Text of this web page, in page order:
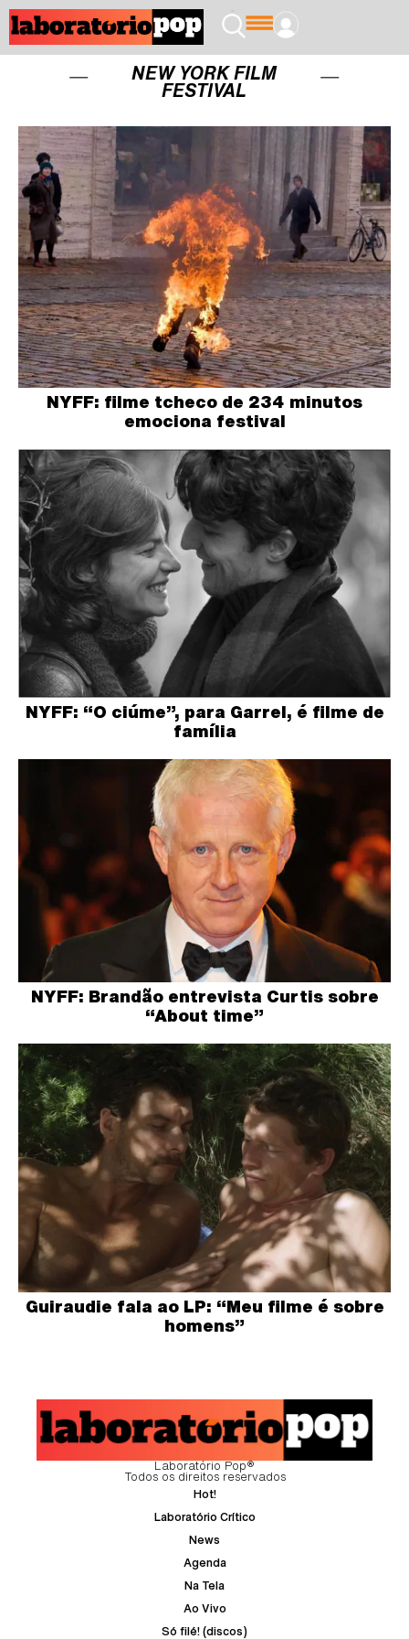
NEW YORK FILM
FESTIVAL
NYFF: filme tcheco de 234 minutos
emociona festival
NYFF: “O ciúme”, para Garrel, é filme de
família
NYFF: Brandão entrevista Curtis sobre
“About time”
Guiraudie fala ao LP: “Meu filme é sobre
homens”
Laboratório Pop®
Todos os direitos reservados
Hot!
Laboratório Crítico
News
Agenda
Na Tela
Ao Vivo
Só filé! (discos)